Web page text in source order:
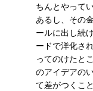
ちんとやって
あるし、その
ールに出し続
ードで洋化さ
ってのけたと
のアイデアの
て差がつくこ